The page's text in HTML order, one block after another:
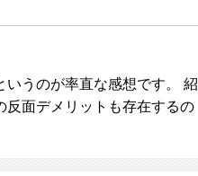
うのが率直な感想です。 紹
反面デメリットも存在するの